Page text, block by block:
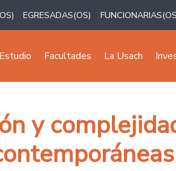
EGRESADAS(OS)
Facultades La Usach
y